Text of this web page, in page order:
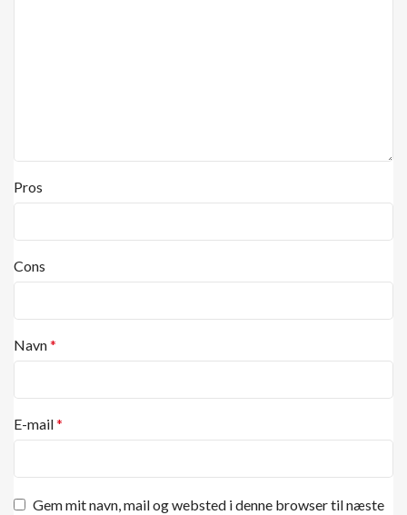
Pros
Cons
Navn*
E-mail*
Gem mit navn, mail og websted i denne browser til næste